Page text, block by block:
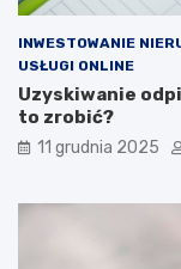
l
t
y
INWESTOWANIE
USŁUGI ONLINE
Uzyskiwanie
to zrobić?
11 grudnia 2025